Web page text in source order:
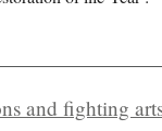
and fighting